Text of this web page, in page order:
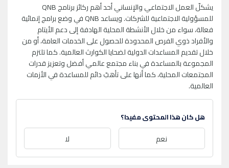
يشكلّ العمل الاجتماعي والإنساني أحد أهم ركائز برنامج QNB
للمسؤولية الاجتماعية للشركات. ويساعد QNB في وضع برامج إنمائية
فعالة، سواء من خلال الأنشطة المحلية الهادفة إلى دعم الأيتام
والأفراد ذوي الفرص المحدودة للحصول على الخدمات العامة، أو من
خلال تقديم المساعدات الدولية لضحايا الكوارث العالمية. كما تلتزم
المجموعة بالمساعدة في بناء مجتمع عالمي أفضل وتعزيز قدرات
المجتمعات المحلية، كما أنها على تأهبّ دائم للمساعدة في الأزمات
العالمية.
هل كان هذا المحتوى مفيدا؟
نعم لا